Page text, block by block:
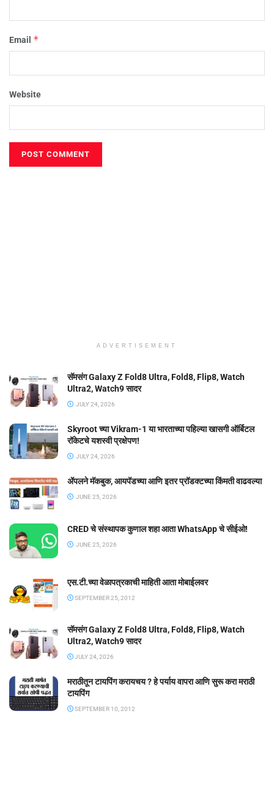
Email *
Website
ADVERTISEMENT
सॅमसंग Galaxy Z Fold8 Ultra, Fold8, Flip8, Watch
Ultra2, Watch9 सादर
JULY 24, 2026
Skyroot च्या Vikram-1 या भारताच्या पहिल्या खासगी ऑर्बिटल
रॉकेटचे यशस्वी प्रक्षेपण!
JULY 24, 2026
ॲपलने मॅकबुक, आयपॅडच्या आणि इतर प्रॉडक्टच्या किंमती वाढवल्या
JUNE 25, 2026
CRED चे संस्थापक कुणाल शहा आता WhatsApp चे सीईओ!
JUNE 25, 2026
एस.टी.च्या वेळापत्रकाची माहिती आता मोबाईलवर
SEPTEMBER 25, 2012
सॅमसंग Galaxy Z Fold8 Ultra, Fold8, Flip8, Watch
Ultra2, Watch9 सादर
JULY 24, 2026
मराठीतून टायपिंग करायचय ? हे पर्याय वापरा आणि सुरू करा मराठी
टायपिंग
SEPTEMBER 10, 2012